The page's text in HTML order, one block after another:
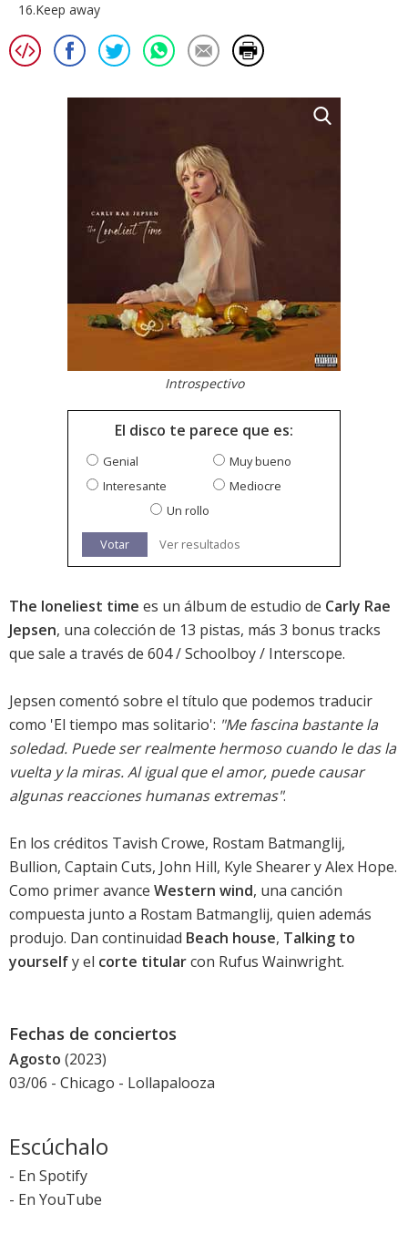
16.Keep away
Introspectivo
El disco te parece que es:
Genial
Muy bueno
Interesante
Mediocre
Un rollo
Votar Ver resultados
The loneliest time es un álbum de estudio de Carly Rae
Jepsen, una colección de 13 pistas, más 3 bonus tracks
que sale a través de 604 / Schoolboy / Interscope.
Jepsen comentó sobre el título que podemos traducir
como 'El tiempo mas solitario': "Me fascina bastante la
soledad. Puede ser realmente hermoso cuando le das la
vuelta y la miras. Al igual que el amor, puede causar
algunas reacciones humanas extremas".
En los créditos Tavish Crowe, Rostam Batmanglij,
Bullion, Captain Cuts, John Hill, Kyle Shearer y Alex Hope.
Como primer avance Western wind, una canción
compuesta junto a Rostam Batmanglij, quien además
produjo. Dan continuidad Beach house, Talking to
yourselfy el corte titularcon Rufus Wainwright.
Fechas de conciertos
Agosto (2023)
03/06 - Chicago - Lollapalooza
Escúchalo
- En Spotify
- En YouTube